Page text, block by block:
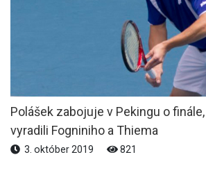
Polášek zabojuje v Pekingu o
vyradili Fogniniho a Thiema
3. október 2019 821